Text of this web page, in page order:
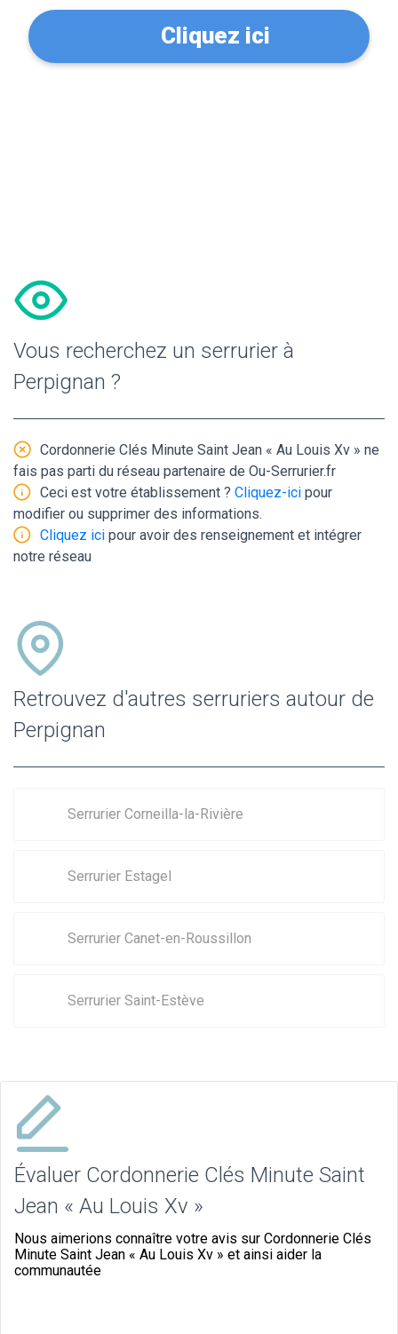
Cliquez ici
Vous recherchez un serrurier à
Perpignan ?
Cordonnerie Clés Minute Saint Jean « Au Louis Xv » ne
fais pas parti du réseau partenaire de Ou-Serrurier.fr
Ceci est votre établissement ? Cliquez-ici pour
modifier ou supprimer des informations.
Cliquez ici pour avoir des renseignement et intégrer
notre réseau
Retrouvez d'autres serruriers autour de
Perpignan
Serrurier Corneilla-la-Rivière
Serrurier Estagel
Serrurier Canet-en-Roussillon
Serrurier Saint-Estève
Évaluer Cordonnerie Clés Minute Saint
Jean « Au Louis Xv »
Nous aimerions connaître votre avis sur Cordonnerie Clés
Minute Saint Jean « Au Louis Xv » et ainsi aider la
communautée